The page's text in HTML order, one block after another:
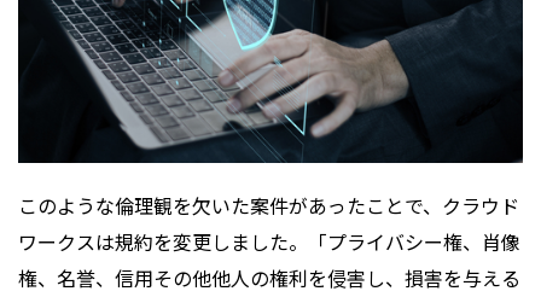
このような倫理観を欠いた案件があったことで、クラウド
ワークスは規約を変更しました。「プライバシー権、肖像
権、名誉、信用その他他人の権利を侵害し、損害を与える